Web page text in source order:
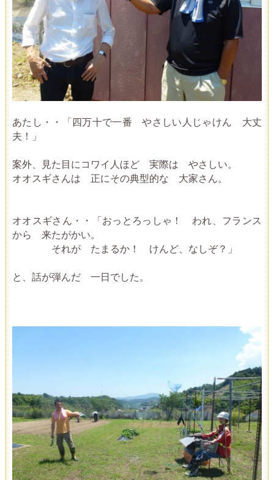
あたし・・「四万十で一番 やさしい人じゃけん 大丈
夫！」
案外、見た目にコワイ人ほど 実際は やさしい。
オオスギさんは 正にその典型的な 大家さん。
オオスギさん・・「おっとろっしゃ！ われ、フランス
から 来たがかい。
それが たまるか！ けんど、なしぞ？」
と、話が弾んだ 一日でした。